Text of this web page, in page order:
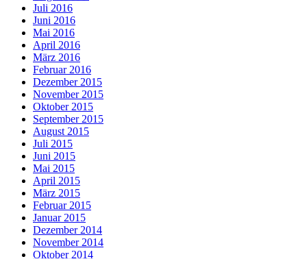
Juli 2016
Juni 2016
Mai 2016
April 2016
März 2016
Februar 2016
Dezember 2015
November 2015
Oktober 2015
September 2015
August 2015
Juli 2015
Juni 2015
Mai 2015
April 2015
März 2015
Februar 2015
Januar 2015
Dezember 2014
November 2014
Oktober 2014